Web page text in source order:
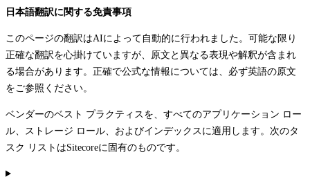
日本語翻訳に関する免責事項
このページの翻訳はAIによって自動的に行われました。可能な限り
正確な翻訳を心掛けていますが、原文と異なる表現や解釈が含まれ
る場合があります。正確で公式な情報については、必ず英語の原文
をご参照ください。
ベンダーのベスト プラクティスを、すべてのアプリケーション ロー
ル、ストレージ ロール、およびインデックスに適用します。次のタ
スク リストはSitecoreに固有のものです。